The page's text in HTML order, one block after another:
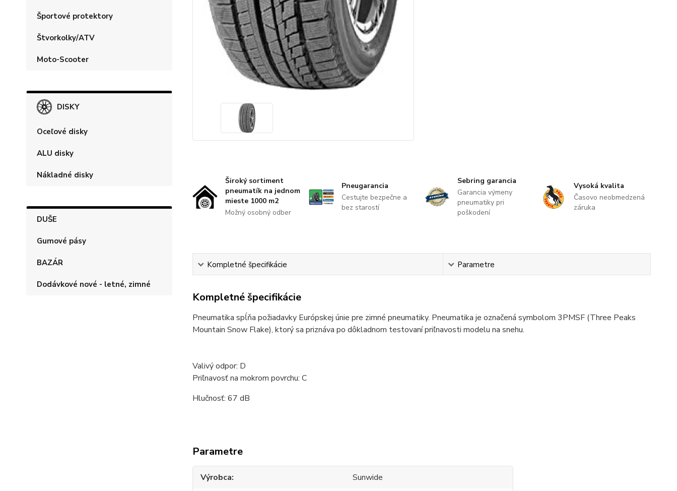
Športové protektory
Štvorkolky/ATV
Moto-Scooter
DISKY
Oceľové disky
ALU disky
Nákladné disky
DUŠE
Gumové pásy
BAZÁR
Dodávkové nové - letné, zimné
Široký sortiment
pneumatík na jednom
mieste 1000 m2
Možný osobný odber
Pneugarancia
Cestujte bezpečne a
bez starostí
Sebring garancia
Garancia výmeny
pneumatiky pri
poškodení
Vysoká kvalita
Časovo neobmedzená
záruka
Kompletné špecifikácie Parametre
Kompletné špecifikácie
Pneumatika spĺňa požiadavky Európskej únie pre zimné pneumatiky. Pneumatika je označená symbolom 3PMSF (Three Peaks
Mountain Snow Flake), ktorý sa priznáva po dôkladnom testovaní priľnavosti modelu na snehu.
Valivý odpor: D
Priľnavosť na mokrom povrchu: C
Hlučnosť: 67 dB
Parametre
Výrobca
Sunwide